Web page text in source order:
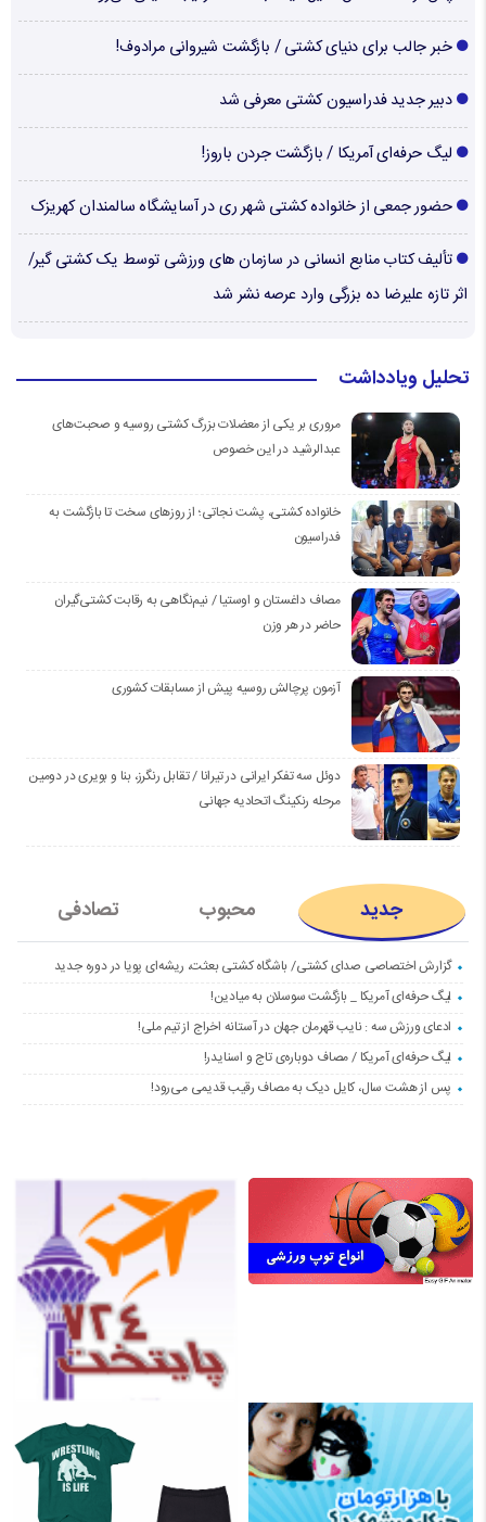
خبر جالب برای دنیای کشتی / بازگشت شیروانی مرادوف!
دبیر جدید فدراسیون کشتی معرفی شد
لیگ حرفه‌ای آمریکا / بازگشت جردن باروز!
حضور جمعی از خانواده کشتی شهر ری در آسایشگاه سالمندان کهریزک
تألیف کتاب منابع انسانی در سازمان های ورزشی توسط یک کشتی گیر/
اثر تازه علیرضا ده بزرگی وارد عرصه نشر شد
تحلیل ویادداشت
مروری بر یکی از معضلات بزرگ کشتی روسیه و صحبت‌های
عبدالرشید در این خصوص
خانواده کشتی، پشت نجاتی؛ از روزهای سخت تا بازگشت به
فدراسیون
مصاف داغستان و اوستیا / نیم‌نگاهی به رقابت کشتی‌گیران
حاضر در هر وزن
آزمون پرچالش روسیه پیش از مسابقات کشوری
دوئل سه تفکر ایرانی در تیرانا / تقابل رنگرز، بنا و بویری در دومین
مرحله رنکینگ اتحادیه جهانی
جدید محبوب تصادفی
گزارش اختصاصی صدای کشتی/ باشگاه کشتی بعثت، ریشه‌ای پویا در دوره جدید
لیگ حرفه‌ای آمریکا _ بازگشت سوسلان به میادین!
ادعای ورزش سه : نایب قهرمان جهان در آستانه اخراج از تیم ملی!
لیگ حرفه‌ای آمریکا / مصاف دوباره‌ی تاج و اسنایدر!
پس از هشت سال، کایل دیک به مصاف رقیب قدیمی می‌رود!